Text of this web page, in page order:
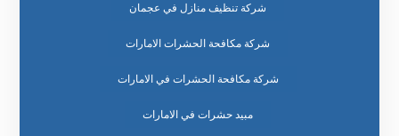
شركة تنظيف منازل في عجمان
شركة مكافحة الحشرات الامارات
شركة مكافحة الحشرات في الامارات
مبيد حشرات في الامارات